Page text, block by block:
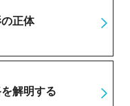
正体
解明する